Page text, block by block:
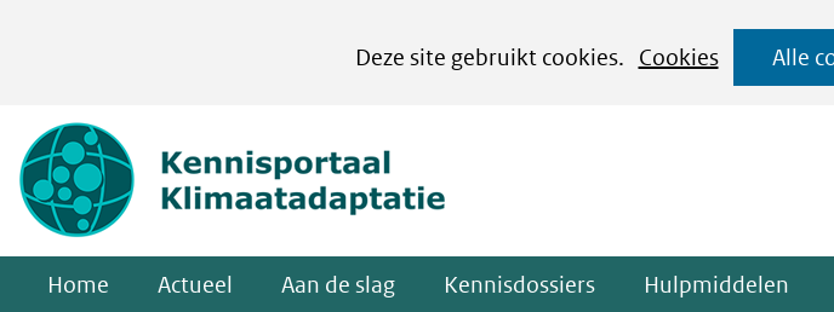
Deze site gebruikt cookies.
Cookies
kan
het
gebruik
van
cookies
Alle
Home Actueel Aan de slag Kennisdossiers Hulpmiddelen